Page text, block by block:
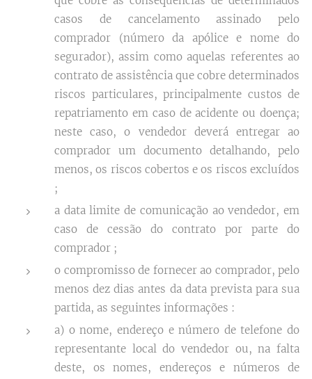
casos de cancelamento assinado pelo
comprador (número da apólice e nome do
segurador), assim como aquelas referentes ao
contrato de assistência que cobre determinados
riscos particulares, principalmente custos de
repatriamento em caso de acidente ou doença;
neste caso, o vendedor deverá entregar ao
comprador um documento detalhando, pelo
menos, os riscos cobertos e os riscos excluídos
;
a data limite de comunicação ao vendedor, em
caso de cessão do contrato por parte do
comprador ;
o compromisso de fornecer ao comprador, pelo
menos dez dias antes da data prevista para sua
partida, as seguintes informações :
a) o nome, endereço e número de telefone do
representante local do vendedor ou, na falta
deste, os nomes, endereços e números de